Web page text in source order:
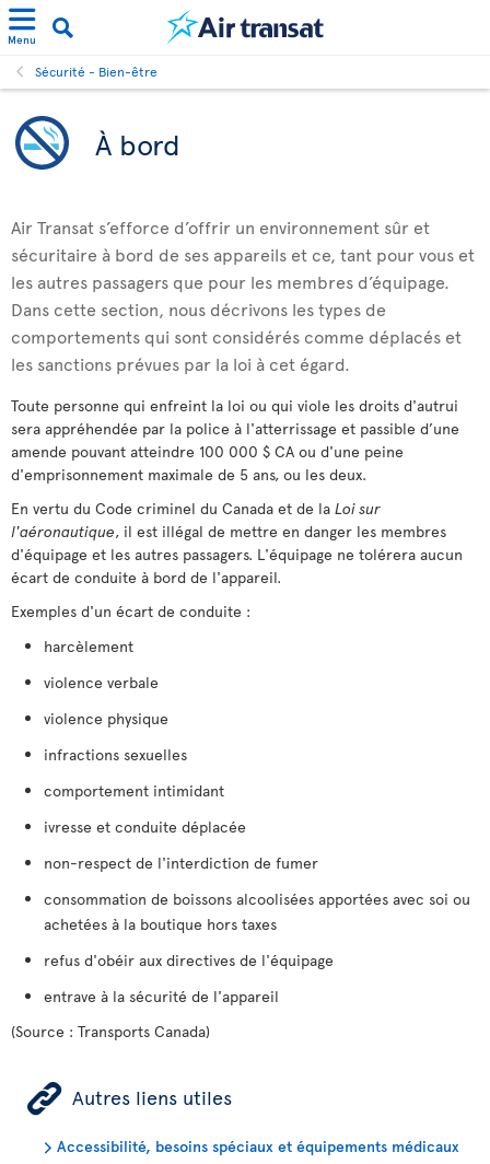
Menu
Sécurité - Bien-être
À bord
Air Transat s’efforce d’offrir un environnement sûr et
sécuritaire à bord de ses appareils et ce, tant pour vous et
les autres passagers que pour les membres d’équipage.
Dans cette section, nous décrivons les types de
comportements qui sont considérés comme déplacés et
les sanctions prévues par la loi à cet égard.
Toute personne qui enfreint la loi ou qui viole les droits d'autrui
sera appréhendée par la police à l'atterrissage et passible d’une
amende pouvant atteindre 100 000 $ CA ou d'une peine
d'emprisonnement maximale de 5 ans, ou les deux.
En vertu du Code criminel du Canada et de la Loi sur
l'aéronautique, il est illégal de mettre en danger les membres
d'équipage et les autres passagers. L'équipage ne tolérera aucun
écart de conduite à bord de l'appareil.
Exemples d'un écart de conduite :
harcèlement
violence verbale
violence physique
infractions sexuelles
comportement intimidant
ivresse et conduite déplacée
non-respect de l'interdiction de fumer
consommation de boissons alcoolisées apportées avec soi ou
achetées à la boutique hors taxes
refus d'obéir aux directives de l'équipage
entrave à la sécurité de l'appareil
(Source : Transports Canada)
ÿ Autres liens utiles
Accessibilité, besoins spéciaux et équipements médicaux